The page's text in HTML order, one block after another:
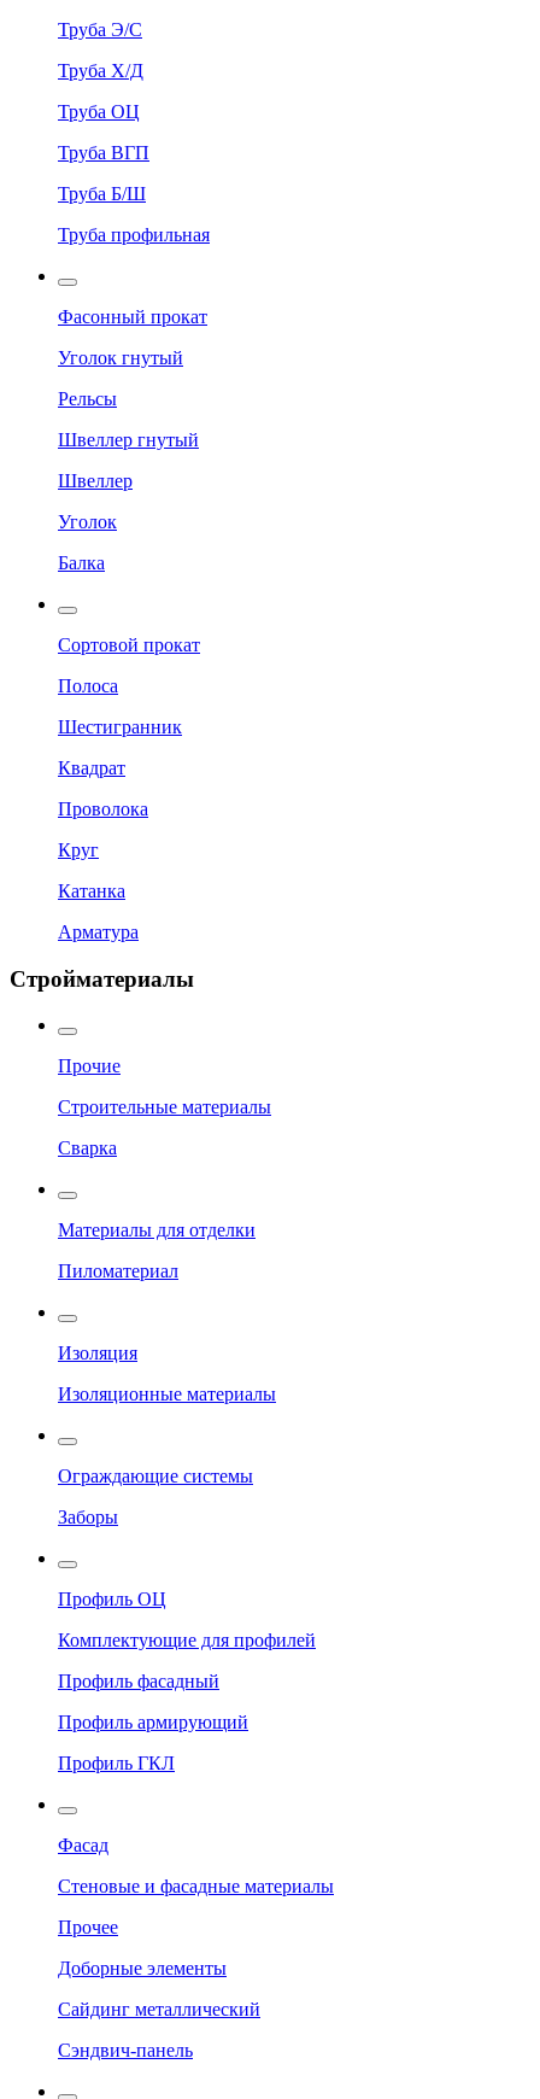
Труба Э/С
Труба Х/Д
Труба ОЦ
Труба ВГП
Труба Б/Ш
Труба профильная
Фасонный прокат
Уголок гнутый
Рельсы
Швеллер гнутый
Швеллер
Уголок
Балка
Сортовой прокат
Полоса
Шестигранник
Квадрат
Проволока
Круг
Катанка
Арматура
Стройматериалы
Прочие
Строительные материалы
Сварка
Материалы для отделки
Пиломатериал
Изоляция
Изоляционные материалы
Ограждающие системы
Заборы
Профиль ОЦ
Комплектующие для профилей
Профиль фасадный
Профиль армирующий
Профиль ГКЛ
Фасад
Стеновые и фасадные материалы
Прочее
Доборные элементы
Сайдинг металлический
Сэндвич-панель